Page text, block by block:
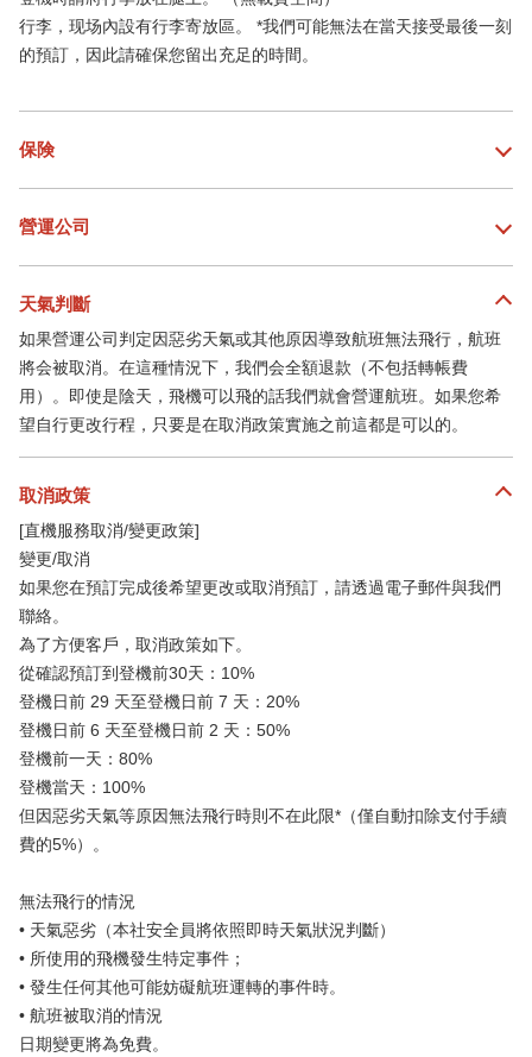
行李，现场內設有行李寄放區。 *我們可能無法在當天接受最後一刻
的預訂，因此請確保您留出充足的時間。
保険
營運公司
天氣判斷
如果營運公司判定因惡劣天氣或其他原因導致航班無法飛行，航班
將会被取消。在這種情況下，我們会全額退款（不包括轉帳費
用）。即使是陰天，飛機可以飛的話我們就會營運航班。如果您希
望自行更改行程，只要是在取消政策實施之前這都是可以的。
取消政策
[直機服務取消/變更政策]
變更/取消
如果您在預訂完成後希望更改或取消預訂，請透過電子郵件與我們
聯絡。
為了方便客戶，取消政策如下。
從確認預訂到登機前30天：10%
登機日前 29 天至登機日前 7 天：20%
登機日前 6 天至登機日前 2 天：50%
登機前一天：80%
登機當天：100%
但因惡劣天氣等原因無法飛行時則不在此限*（僅自動扣除支付手續
費的5%）。
無法飛行的情況
• 天氣惡劣（本社安全員將依照即時天氣狀況判斷）
• 所使用的飛機發生特定事件；
• 發生任何其他可能妨礙航班運轉的事件時。
• 航班被取消的情況
日期變更將為免費。